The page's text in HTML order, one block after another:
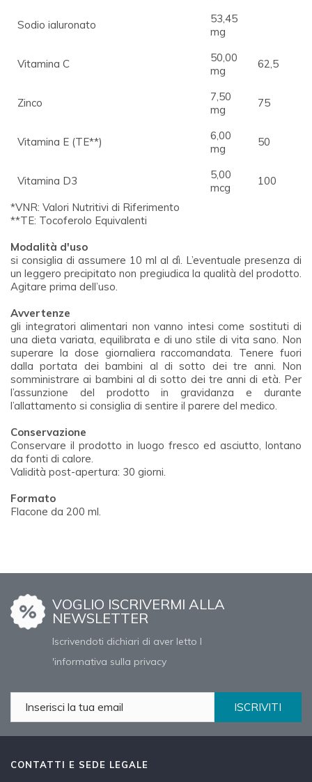
Sodio ialuronato
53,45
mg
Vitamina C
50,00
mg
62,5
Zinco
7,50
mg
75
Vitamina E (TE**)
6,00
mg
50
Vitamina D3
5,00
mcg
100
*VNR: Valori Nutritivi di Riferimento
**TE: Tocoferolo Equivalenti
Modalità d'uso
si consiglia di assumere 10 ml al dì. L’eventuale presenza di
un leggero precipitato non pregiudica la qualità del prodotto.
Agitare prima dell’uso.
Avvertenze
gli integratori alimentari non vanno intesi come sostituti di
una dieta variata, equilibrata e di uno stile di vita sano. Non
superare la dose giornaliera raccomandata. Tenere fuori
dalla portata dei bambini al di sotto dei tre anni. Non
somministrare ai bambini al di sotto dei tre anni di età. Per
l’assunzione del prodotto in gravidanza e durante
l’allattamento si consiglia di sentire il parere del medico.
Conservazione
Conservare il prodotto in luogo fresco ed asciutto, lontano
da fonti di calore.
Validità post-apertura: 30 giorni.
Formato
Flacone da 200 ml.
VOGLIO ISCRIVERMI ALLA
NEWSLETTER
Iscrivendoti dichiari di aver letto l
'informativa sulla privacy
ISCRIVITI
CONTATTI E SEDE LEGALE